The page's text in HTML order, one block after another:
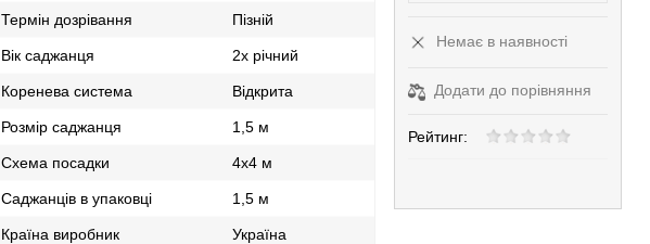
Термін дозрівання Пізній
Вік саджанця 2х річний
Коренева система Відкрита
Розмір саджанця 1,5 м
Схема посадки 4х4 м
Саджанців в упаковці 1,5 м
Країна виробник Україна
Немає в наявності
Додати до порівняння
Рейтинг: